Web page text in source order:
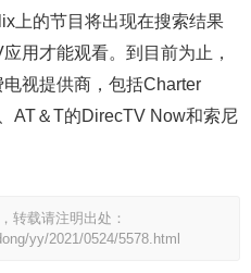
上的节目将出现在搜索结果
用才能观看。到目前为止，
视提供商，包括Charter
AT＆T的DirecTV Now和索尼
转载请注明出处：
yy/2021/0524/5578.html